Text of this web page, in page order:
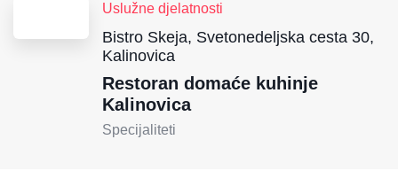
Uslužne djelatnosti
Bistro Skeja, Svetonedeljska cesta 30,
Kalinovica
Restoran domaće kuhinje
Kalinovica
Specijaliteti